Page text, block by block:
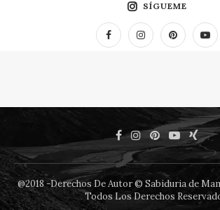
SÍGUEME
@2018 -Derechos De Autor © Sabiduria de
Todos Los Derechos